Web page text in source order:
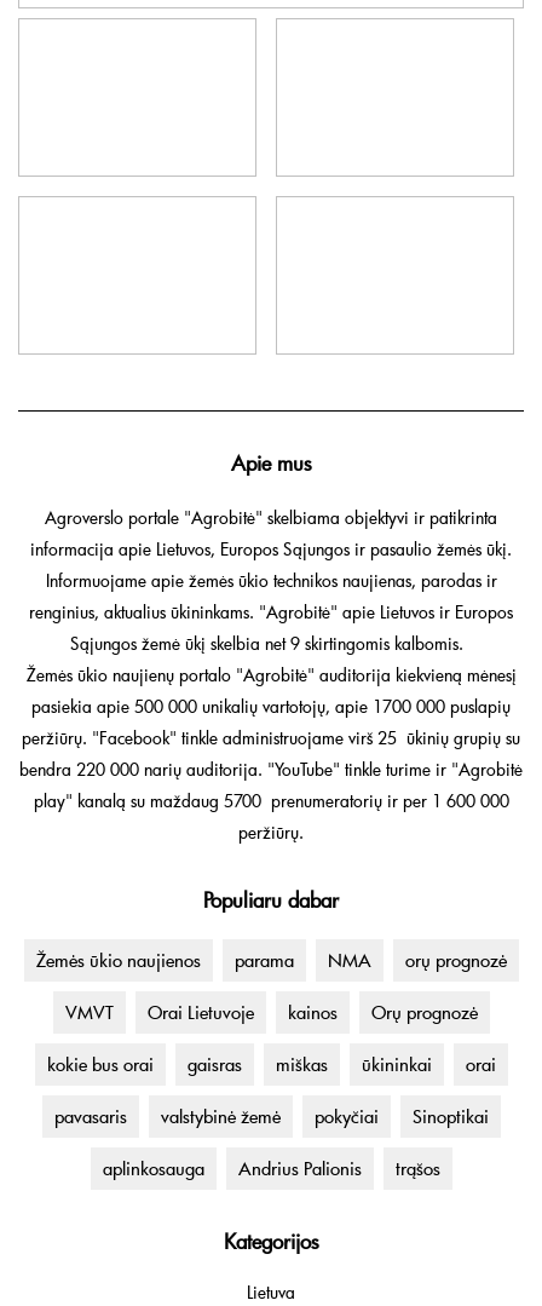
Apie mus
Agroverslo portale "Agrobitė" skelbiama objektyvi ir patikrinta
informacija apie Lietuvos, Europos Sąjungos ir pasaulio žemės ūkį.
Informuojame apie žemės ūkio technikos naujienas, parodas ir
renginius, aktualius ūkininkams. "Agrobitė" apie Lietuvos ir Europos
Sąjungos žemė ūkį skelbia net 9 skirtingomis kalbomis.
Žemės ūkio naujienų portalo "Agrobitė" auditorija kiekvieną mėnesį
pasiekia apie 500 000 unikalių vartotojų, apie 1700 000 puslapių
peržiūrų. "Facebook" tinkle administruojame virš 25 ūkinių grupių su
bendra 220 000 narių auditorija. "YouTube" tinkle turime ir "Agrobitė
play" kanalą su maždaug 5700 prenumeratorių ir per 1 600 000
peržiūrų.
Populiaru dabar
Žemės ūkio naujienos parama NMA orų prognozė
VMVT Orai Lietuvoje kainos Orų prognozė
kokie bus orai gaisras miškas ūkininkai orai
pavasaris valstybinė žemė pokyčiai Sinoptikai
aplinkosauga Andrius Palionis trąšos
Kategorijos
Lietuva